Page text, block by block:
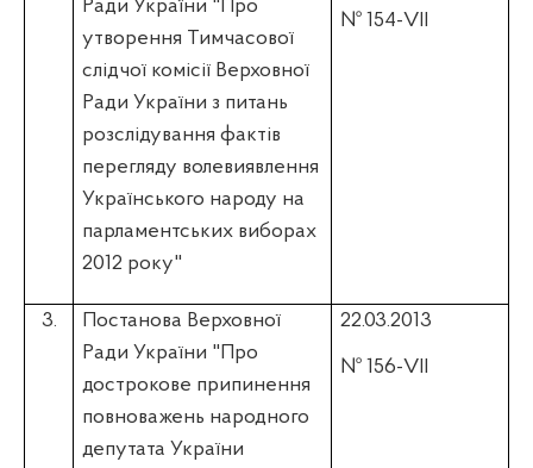
Ради України "Про
утворення Тимчасової
слідчої комісії Верховної
Ради України з питань
розслідування фактів
перегляду волевиявлення
Українського народу на
парламентських виборах
2012 року"
№ 154-VІІ
3.
Постанова Верховної
Ради України "Про
дострокове припинення
повноважень народного
депутата України
22.03.2013
№ 156-VII